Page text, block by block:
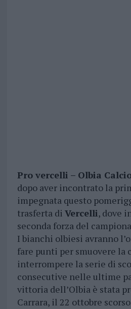
Pro vercelli – Olbia
dopo aver incontrato la
impegnata questo
trasferta di Vercelli, dove
seconda forza del
I bianchi olbiesi avranno
fare punti per smuovere la
interrompere la serie di
consecutive nelle ultime
vittoria dell’Olbia è stata
Carrara, il 22 ottobre